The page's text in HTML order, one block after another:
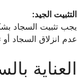
التثبيت الجيد:
يجب تثبيت السجاد
عدم انزلاق السجاد
العناية